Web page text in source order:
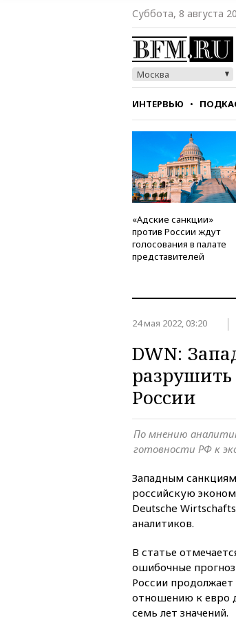
Суббота, 8 августа
Москва
ИНТЕРВЬЮ
СТИЛЬ ТЕСТЫ
«Адские санкции»
против России ждут
голосования в палате
представителей
24 мая 2022, 03:20
DWN:
России
По мнению
готовности РФ к
Западным
российскую
Deutsche
аналитиков.
В статье
ошибочные
России
отношению к евро
семь лет значений.